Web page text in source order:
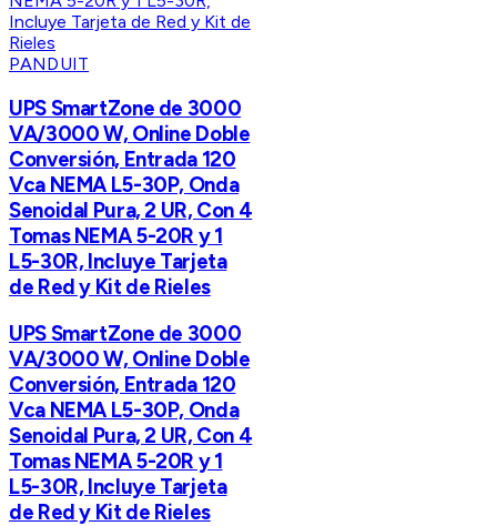
PANDUIT
UPS SmartZone de 3000
VA/3000 W, Online Doble
Conversión, Entrada 120
Vca NEMA L5-30P, Onda
Senoidal Pura, 2 UR, Con 4
Tomas NEMA 5-20R y 1
L5-30R, Incluye Tarjeta
de Red y Kit de Rieles
UPS SmartZone de 3000
VA/3000 W, Online Doble
Conversión, Entrada 120
Vca NEMA L5-30P, Onda
Senoidal Pura, 2 UR, Con 4
Tomas NEMA 5-20R y 1
L5-30R, Incluye Tarjeta
de Red y Kit de Rieles